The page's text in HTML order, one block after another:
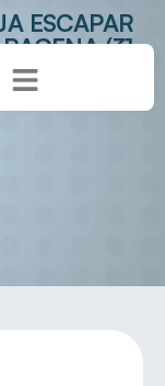
ESCAPAR
(31-